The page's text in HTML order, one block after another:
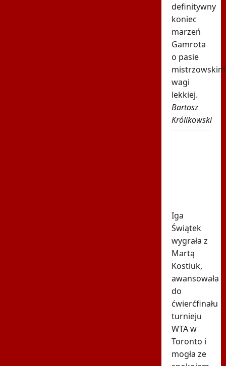
definitywny
koniec
marzeń
Gamrota
o pasie
mistrzowskim
wagi
lekkiej.
Bartosz
Królikowski
Iga
Świątek
wygrała z
Martą
Kostiuk,
awansowała
do
ćwierćfinału
turnieju
WTA w
Toronto i
mogła ze